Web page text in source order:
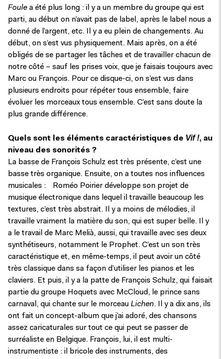
Foule a été plus long : il y a un membre du groupe qui est
parti, au début on n’avait pas de label, après le label nous a
donné de l’argent, etc. Il y a eu plein de changements. Au
début, on s’est vus physiquement. Mais après, on a été
obligés de se partager les tâches et de travailler chacun de
notre côté – sauf les prises voix, que je faisais toujours avec
Marc ou François. Pour ce disque-ci, on s’est vus dans
plusieurs endroits pour répéter tous ensemble, faire
évoluer les morceaux tous ensemble. C’est sans doute la
plus grande différence.
Quels sont les éléments caractéristiques de Vif !, au
niveau des sonorités ?
La basse de François Schulz est très présente, c’est une
basse très organique. Ensuite, on a toutes nos influences
musicales : Roméo Poirier développe son projet de
musique électronique dans lequel il travaille beaucoup les
textures, c’est très abstrait. Il y a moins de mélodies, il
travaille vraiment la matière du son, qui est super belle. Il y
a le travail de Marc Melià, aussi, qui travaille avec ses deux
synthétiseurs, notamment le Prophet. C’est un son très
caractéristique et, en même-temps, il peut avoir un côté
très classique dans sa façon d’utiliser les pianos et les
claviers. Et puis, il y a la patte de François Schulz, qui faisait
partie du groupe Hoquets avec McCloud, le prince sans
carnaval, qui chante sur le morceau Lichen. Il y a dix ans, ils
ont fait un concept-album que j’ai adoré, des chansons
assez caricaturales sur tout ce qui peut se passer de
surréaliste en Belgique. François, lui, il est multi-
instrumentiste : il bricole des instruments, des